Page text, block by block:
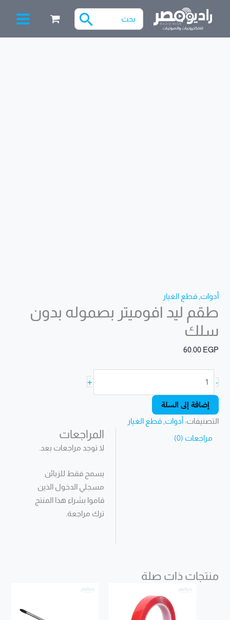
البحث
عن:
أدوات ,قطع الغيار
طقم ليد افوميتر بصموله بدون
سلك
60.00 EGP
-
+
إضافة إلى السلة
التصنيفات: أدوات ,قطع الغيار
مراجعات (0) المراجعات
لا توجد مراجعات بعد.
يسمح فقط للزبائن
مسجلي الدخول الذين
قاموا بشراء هذا المنتج
ترك مراجعة.
منتجات ذات صلة